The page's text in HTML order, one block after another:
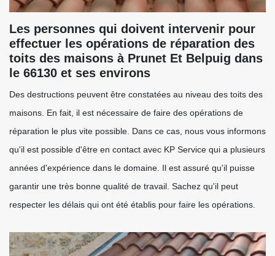
Les personnes qui doivent intervenir pour
effectuer les opérations de réparation des
toits des maisons à Prunet Et Belpuig dans
le 66130 et ses environs
Des destructions peuvent être constatées au niveau des toits des
maisons. En fait, il est nécessaire de faire des opérations de
réparation le plus vite possible. Dans ce cas, nous vous informons
qu'il est possible d'être en contact avec KP Service qui a plusieurs
années d'expérience dans le domaine. Il est assuré qu'il puisse
garantir une très bonne qualité de travail. Sachez qu'il peut
respecter les délais qui ont été établis pour faire les opérations.